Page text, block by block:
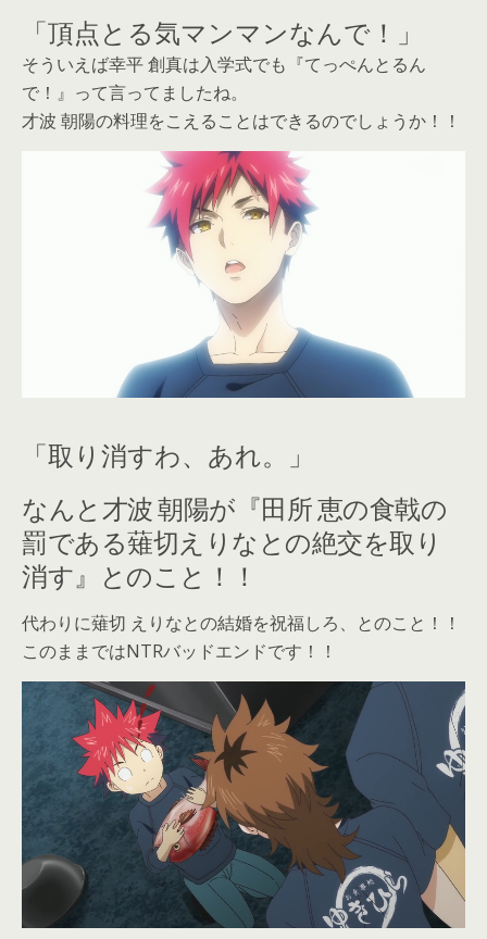
「頂点とる気マンマンなんで！」
そういえば幸平 創真は入学式でも『てっぺんとるん
で！』って言ってましたね。
才波 朝陽の料理をこえることはできるのでしょうか！！
「取り消すわ、あれ。」
なんと才波 朝陽が『田所 恵の食戟の
罰である薙切えりなとの絶交を取り
消す』とのこと！！
代わりに薙切 えりなとの結婚を祝福しろ、とのこと！！
このままではNTRバッドエンドです！！